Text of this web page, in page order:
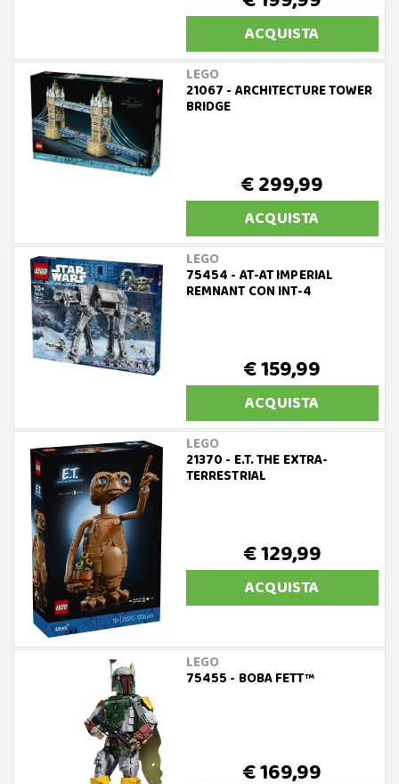
ACQUISTA
LEGO
21067 - ARCHITECTURE TOWER
BRIDGE
€ 299,99
ACQUISTA
LEGO
75454 - AT-AT IMPERIAL
REMNANT CON INT-4
€ 159,99
ACQUISTA
LEGO
21370 - E.T. THE EXTRA-
TERRESTRIAL
€ 129,99
ACQUISTA
LEGO
75455 - BOBA FETT™
€ 169,99